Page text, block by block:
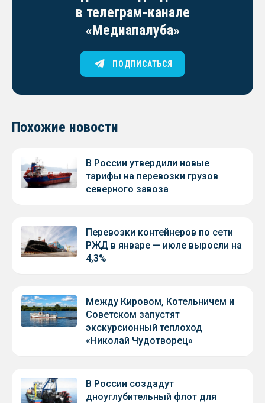
в телеграм-канале
«Медиапалуба»
ПОДПИСАТЬСЯ
Похожие новости
В России утвердили новые
тарифы на перевозки грузов
северного завоза
Перевозки контейнеров по сети
РЖД в январе — июле выросли на
4,3%
Между Кировом, Котельничем и
Советском запустят
экскурсионный теплоход
«Николай Чудотворец»
В России создадут
дноуглубительный флот для